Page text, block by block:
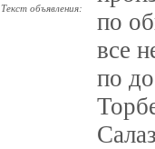
Текст объявления:
по
все
по